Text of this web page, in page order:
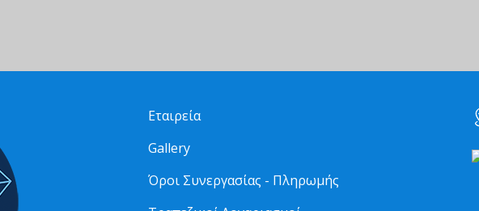
Εταιρεία
Gallery
Όροι Συνεργασίας - Πληρωμής